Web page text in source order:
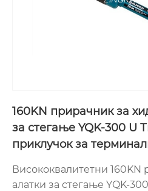
160KN прирачник за
за стегање YQK-300 U
приклучок за
Висококвалитетни 160KN
алатки за стегање YQK-